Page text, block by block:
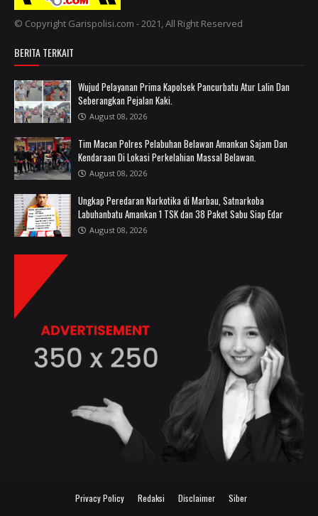
© Copyright Garispolisi.com - 2021, All Right Reserved
BERITA TERKAIT
Wujud Pelayanan Prima Kapolsek Pancurbatu Atur Lalin Dan
Seberangkan Pejalan Kaki.
August 08, 2026
Tim Macan Polres Pelabuhan Belawan Amankan Sajam Dan
Kendaraan Di Lokasi Perkelahian Massal Belawan.
August 08, 2026
Ungkap Peredaran Narkotika di Marbau, Satnarkoba
Labuhanbatu Amankan 1 TSK dan 38 Paket Sabu Siap Edar
August 08, 2026
Privacy Policy Redaksi Disclaimer Siber